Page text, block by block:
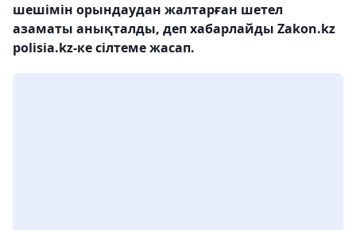
шешімін орындаудан жалтарған шетел
азаматы анықталды, деп хабарлайды Zakon.kz
polisia.kz-ке сілтеме жасап.